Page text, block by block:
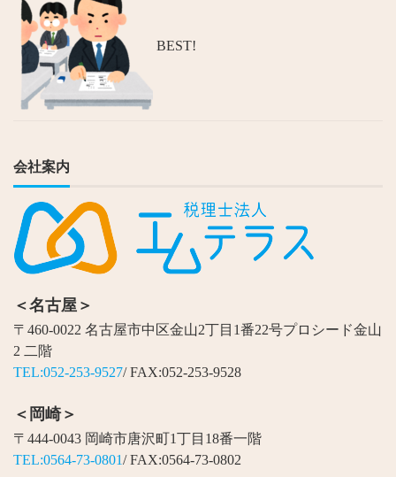
BEST!
会社案内
＜名古屋＞
〒460-0022 名古屋市中区金山2丁目1番22号プロシード金山
2 二階
TEL:052-253-9527/ FAX:052-253-9528
＜岡崎＞
〒444-0043 岡崎市唐沢町1丁目18番一階
TEL:0564-73-0801/ FAX:0564-73-0802